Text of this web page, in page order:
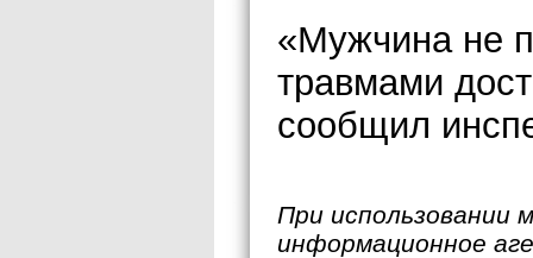
«Мужчина не
травмами
сообщил
При использовании
информационное